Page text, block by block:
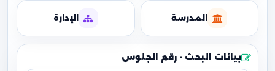
المدرسة الإدارة
بيانات البحث - رقم الجلوس